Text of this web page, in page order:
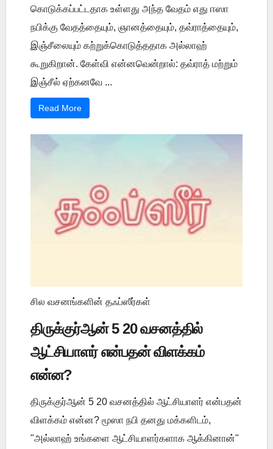
கொடுக்கப்பட்டதாக உள்ளது அந்த வேதம் எது ஈஸா
நபிக்கு வேதத்தையும், ஞானத்தையும், தவ்ராத்தையும்,
இஞ்சீலையும் கற்றுக்கொடுத்ததாக அல்லாஹ்
கூறுகிறான். கேள்வி என்னவென்றால்: தவ்ராத் மற்றும்
இஞ்சீல் ஏற்கனவே ...
Read More
சில வசனங்களின் தஃப்ஸீர்கள்
திருக்குர்ஆன் 5 20 வசனத்தில்
ஆட்சியாளர் என்பதன் விளக்கம்
என்ன?
திருக்குர்ஆன் 5 20 வசனத்தில் ஆட்சியாளர் என்பதன்
விளக்கம் என்ன? மூஸா நபி தனது மக்களிடம்,
"அல்லாஹ் உங்களை ஆட்சியாளர்களாக ஆக்கினான்"